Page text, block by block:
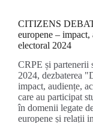
CITIZENS
europene –
electoral 2024
CRPE și partenerii
2024, dezbaterea
impact, audiențe,
care au participat
în domenii legate
europene și relații